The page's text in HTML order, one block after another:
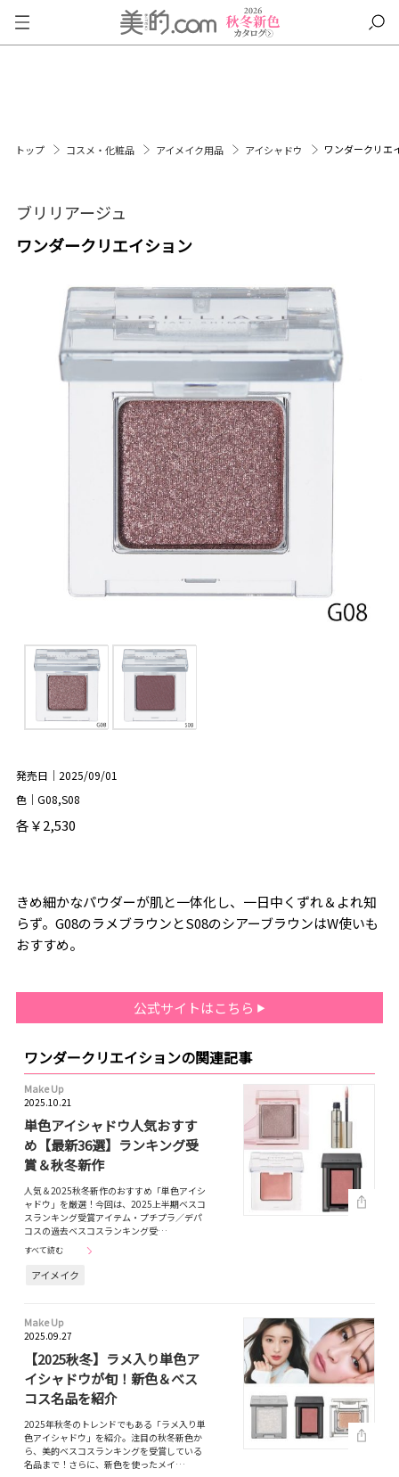
トップ コスメ・化粧品 アイメイク用品 アイシャドウ ワンダークリエ
ブリリアージュ
ワンダークリエイション
発売日｜2025/09/01
色｜G08,S08
各￥2,530
きめ細かなパウダーが肌と一体化し、一日中くずれ＆よれ知
らず。G08のラメブラウンとS08のシアーブラウンはW使いも
おすすめ。
公式サイトはこちら
ワンダークリエイションの関連記事
Make Up
2025.10.21
単色アイシャドウ人気おすす
め【最新36選】ランキング受
賞＆秋冬新作
人気＆2025秋冬新作のおすすめ「単色アイシ
ャドウ」を厳選！今回は、2025上半期ベスコ
スランキング受賞アイテム・プチプラ／デパ
コスの過去ベスコスランキング受…
すべて読む
アイメイク
Make Up
2025.09.27
【2025秋冬】ラメ入り単色ア
イシャドウが旬！新色＆べス
コス名品を紹介
2025年秋冬のトレンドでもある「ラメ入り単
色アイシャドウ」を紹介。注目の秋冬新色か
ら、美的ベスコスランキングを受賞している
名品まで！さらに、新色を使ったメイ…